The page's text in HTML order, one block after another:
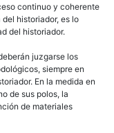
continuo y coherente
historiador, es lo
del historiador.
juzgarse los
siempre en
En la medida en
de sus polos, la
de materiales